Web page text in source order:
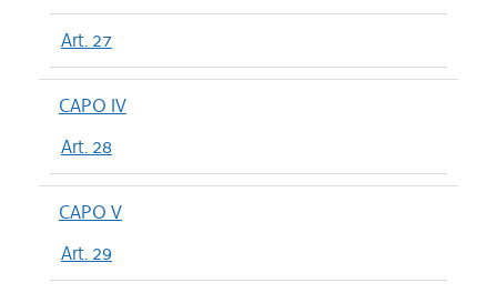
Art. 27
CAPO IV
Art. 28
CAPO V
Art. 29